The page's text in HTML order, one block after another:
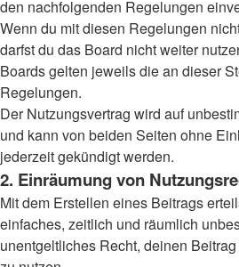
den nachfolgenden Regelungen
Wenn du mit diesen Regelungen
darfst du das Board nicht weiter
Boards gelten jeweils die an dieser
Regelungen.
Der Nutzungsvertrag wird auf
und kann von beiden Seiten ohne
jederzeit gekündigt werden.
2. Einräumung von
Mit dem Erstellen eines Beitrags
einfaches, zeitlich und räumlich
unentgeltliches Recht, deinen